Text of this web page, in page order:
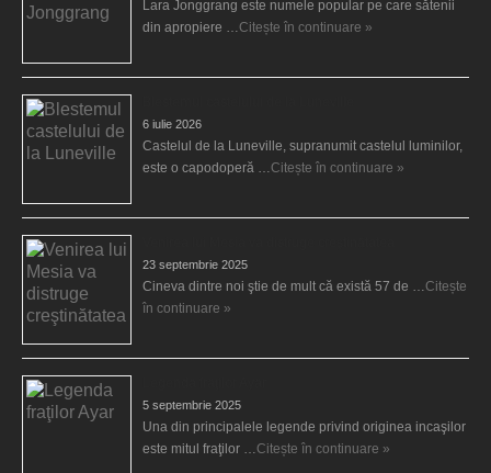
Lara Jonggrang este numele popular pe care sătenii
din apropiere … Citește în continuare »
6 iulie 2026
Castelul de la Luneville, supranumit castelul luminilor,
este o capodoperă … Citește în continuare »
23 septembrie 2025
Cineva dintre noi ştie de mult că există 57 de … Citește
în continuare »
5 septembrie 2025
Una din principalele legende privind originea incaşilor
este mitul fraţilor … Citește în continuare »